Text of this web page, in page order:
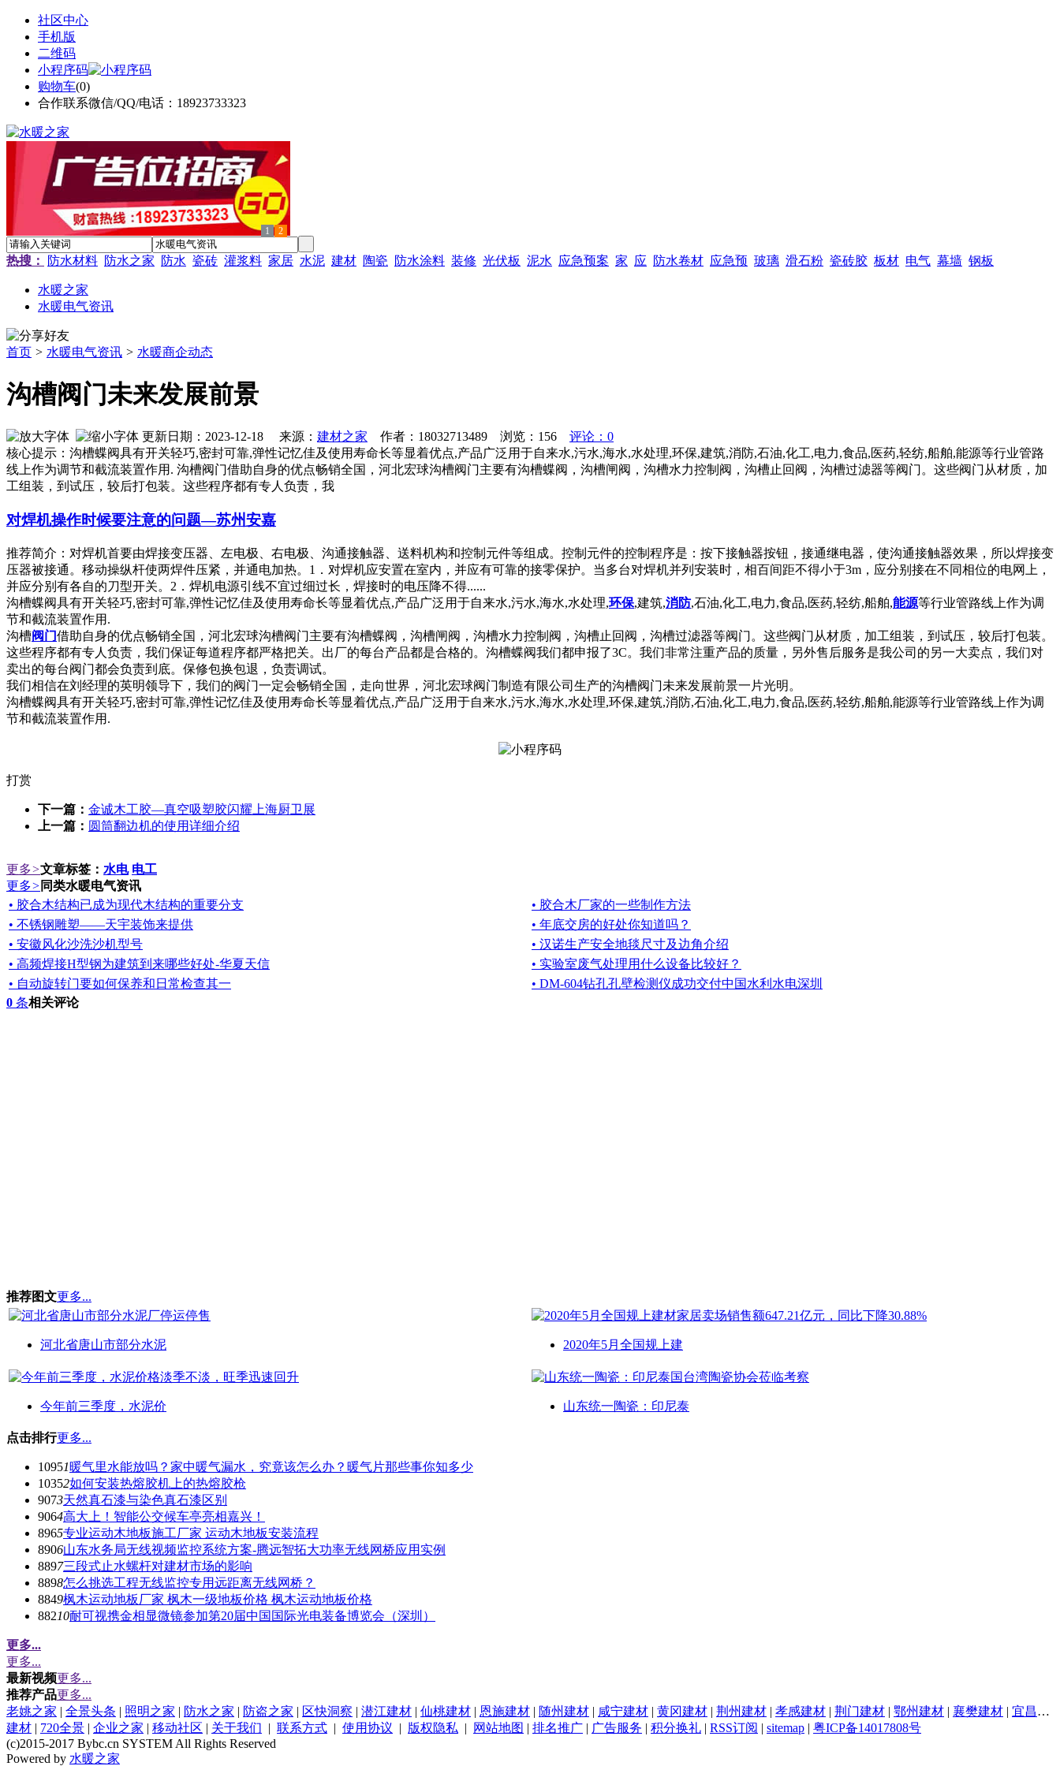
社区中心
手机版
二维码
小程序码
购物车(0)
合作联系微信/QQ/电话：18923733323
1 2
热搜： 防水材料 防水之家 防水 瓷砖 灌浆料 家居 水泥 建材 陶瓷 防水涂料 装修 光伏板 泥水 应急预案 家 应 防水卷材 应急预 玻璃 滑石粉 瓷砖胶 板材 电气 幕墙 钢板
水暖之家
水暖电气资讯
首页 > 水暖电气资讯 > 水暖商企动态
沟槽阀门未来发展前景
更新日期：2023-12-18 来源： 建材之家 作者：18032713489 浏览： 156
评论：0
核心提示：沟槽蝶阀具有开关轻巧,密封可靠,弹性记忆佳及使用寿命长等显着优点,产品广泛用于自来水,污水,海水,水处理,环保,建筑,消防,石油,化工,电力,食品,医药,轻纺,船舶,能源等行业管路
线上作为调节和截流装置作用. 沟槽阀门借助自身的优点畅销全国，河北宏球沟槽阀门主要有沟槽蝶阀，沟槽闸阀，沟槽水力控制阀，沟槽止回阀，沟槽过滤器等阀门。这些阀门从材质，加
工组装，到试压，较后打包装。这些程序都有专人负责，我
对焊机操作时候要注意的问题—苏州安嘉
推荐简介：对焊机首要由焊接变压器、左电极、右电极、沟通接触器、送料机构和控制元件等组成。控制元件的控制程序是：按下接触器按钮，接通继电器，使沟通接触器效果，所以焊接变
压器被接通。移动操纵杆使两焊件压紧，并通电加热。1．对焊机应安置在室内，并应有可靠的接零保护。当多台对焊机并列安装时，相百间距不得小于3m，应分别接在不同相位的电网上，
并应分别有各自的刀型开关。2．焊机电源引线不宜过细过长，焊接时的电压降不得......
沟槽蝶阀具有开关轻巧,密封可靠,弹性记忆佳及使用寿命长等显着优点,产品广泛用于自来水,污水,海水,水处理,环保,建筑,消防,石油,化工,电力,食品,医药,轻纺,船舶,能源等行业管路线上作为调
节和截流装置作用.
沟槽阀门借助自身的优点畅销全国，河北宏球沟槽阀门主要有沟槽蝶阀，沟槽闸阀，沟槽水力控制阀，沟槽止回阀，沟槽过滤器等阀门。这些阀门从材质，加工组装，到试压，较后打包装。
这些程序都有专人负责，我们保证每道程序都严格把关。出厂的每台产品都是合格的。沟槽蝶阀我们都申报了3C。我们非常注重产品的质量，另外售后服务是我公司的另一大卖点，我们对
卖出的每台阀门都会负责到底。保修包换包退，负责调试。
我们相信在刘经理的英明领导下，我们的阀门一定会畅销全国，走向世界，河北宏球阀门制造有限公司生产的沟槽阀门未来发展前景一片光明。
沟槽蝶阀具有开关轻巧,密封可靠,弹性记忆佳及使用寿命长等显着优点,产品广泛用于自来水,污水,海水,水处理,环保,建筑,消防,石油,化工,电力,食品,医药,轻纺,船舶,能源等行业管路线上作为调
节和截流装置作用.
打赏
下一篇： 金诚木工胶—真空吸塑胶闪耀上海厨卫展
上一篇： 圆筒翻边机的使用详细介绍
更多>文章标签： 水电 电工
更多> 同类水暖电气资讯
• 胶合木结构已成为现代木结构的重要分支
• 胶合木厂家的一些制作方法
• 不锈钢雕塑——天宇装饰来提供
• 年底交房的好处你知道吗？
• 安徽风化沙洗沙机型号
• 汉诺生产安全地毯尺寸及边角介绍
• 高频焊接H型钢为建筑到来哪些好处-华夏天信
• 实验室废气处理用什么设备比较好？
• 自动旋转门要如何保养和日常检查其一
• DM-604钻孔孔壁检测仪成功交付中国水利水电深圳
0 条相关评论
推荐图文更多...
河北省唐山市部分水泥 2020年5月全国规上建
今年前三季度，水泥价 山东统一陶瓷：印尼泰
点击排行更多...
10951暖气里水能放吗？家中暖气漏水，究竟该怎么办？暖气片那些事你知多少
10352如何安装热熔胶机上的热熔胶枪
9073天然真石漆与染色真石漆区别
9064高大上！智能公交候车亭亮相嘉兴！
8965专业运动木地板施工厂家 运动木地板安装流程
8906山东水务局无线视频监控系统方案-腾远智拓大功率无线网桥应用实例
8897三段式止水螺杆对建材市场的影响
8898怎么挑选工程无线监控专用远距离无线网桥？
8849枫木运动地板厂家 枫木一级地板价格 枫木运动地板价格
88210耐可视携金相显微镜参加第20届中国国际光电装备博览会（深圳）
更多...
更多...
最新视频更多...
推荐产品更多...
老姚之家 | 全景头条 | 照明之家 | 防水之家 | 防盗之家 | 区快洞察 | 潜江建材 | 仙桃建材 | 恩施建材 | 随州建材 | 咸宁建材 | 黄冈建材 | 荆州建材 | 孝感建材 | 荆门建材 | 鄂州建材 | 襄樊建材 | 宜昌建材
建材 | 720全景 | 企业之家 | 移动社区 | 关于我们 | 联系方式 | 使用协议 | 版权隐私 | 网站地图 | 排名推广 | 广告服务 | 积分换礼 | RSS订阅 | sitemap | 粤ICP备14017808号
(c)2015-2017 Bybc.cn SYSTEM All Rights Reserved
Powered by 水暖之家